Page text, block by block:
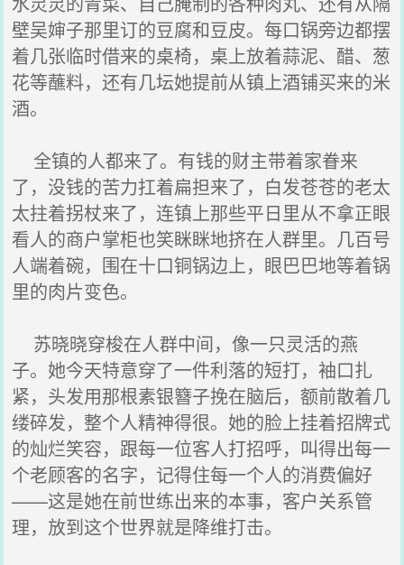
壁吴婶子那里订的豆腐和豆皮。每口锅旁边都摆
着几张临时借来的桌椅，桌上放着蒜泥、醋、葱
花等蘸料，还有几坛她提前从镇上酒铺买来的米
酒。
全镇的人都来了。有钱的财主带着家眷来
了，没钱的苦力扛着扁担来了，白发苍苍的老太
太拄着拐杖来了，连镇上那些平日里从不拿正眼
看人的商户掌柜也笑眯眯地挤在人群里。几百号
人端着碗，围在十口铜锅边上，眼巴巴地等着锅
里的肉片变色。
苏晓晓穿梭在人群中间，像一只灵活的燕
子。她今天特意穿了一件利落的短打，袖口扎
紧，头发用那根素银簪子挽在脑后，额前散着几
缕碎发，整个人精神得很。她的脸上挂着招牌式
的灿烂笑容，跟每一位客人打招呼，叫得出每一
个老顾客的名字，记得住每一个人的消费偏好
——这是她在前世练出来的本事，客户关系管
理，放到这个世界就是降维打击。